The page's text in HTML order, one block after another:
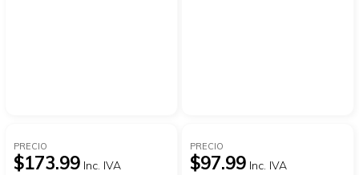
PRECIO
$173.99 Inc. IVA
PRECIO
$97.99 Inc. IVA